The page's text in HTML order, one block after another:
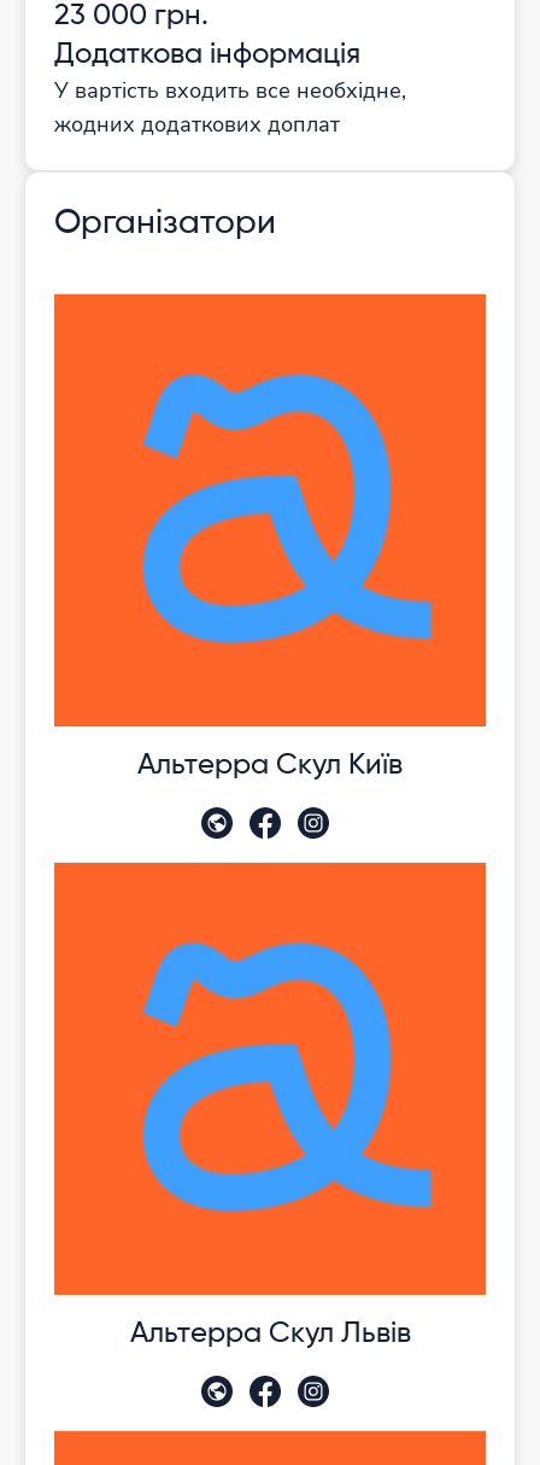
23 000 грн.
Додаткова інформація
У вартість входить все необхідне,
жодних додаткових доплат
Організатори
Альтерра Скул Київ
Альтерра Скул Львів